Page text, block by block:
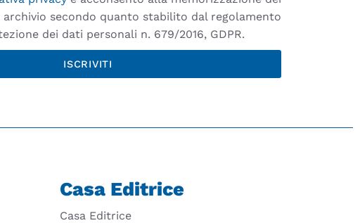
secondo quanto stabilito dal regolamento
dei dati personali n. 679/2016, GDPR.
ISCRIVITI
Casa Editrice
Casa Editrice